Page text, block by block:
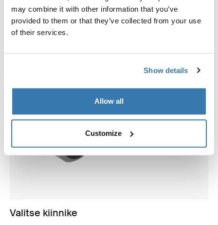
may combine it with other information that you’ve
provided to them or that they’ve collected from your use
of their services.
Show details
Allow all
Customize
Valitse kiinnike